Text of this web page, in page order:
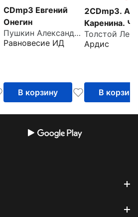
CDmp3 Евгений
Онегин
Пушкин Александр Сергеевич
Равновесие ИД
В корзину
2CDmp3.
Каренина.
8
Ардис
В корзину